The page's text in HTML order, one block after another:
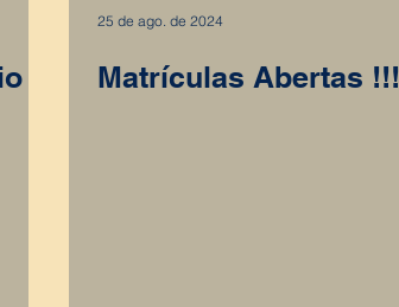
Matrículas Abertas !!!
25 de ago. de 2024